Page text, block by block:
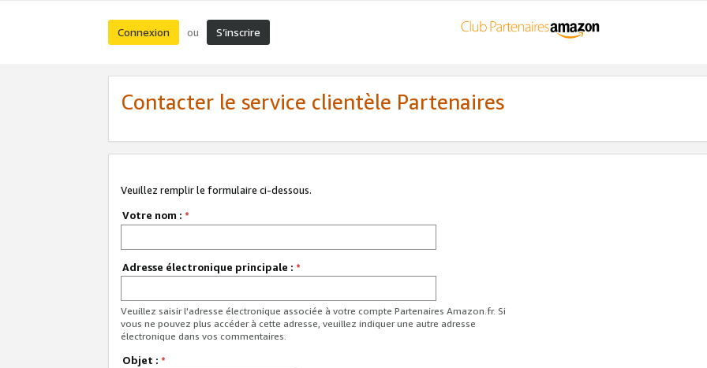
Connexion ou S’inscrire
Contacter le service clientèle Partenaires
Veuillez remplir le formulaire ci-dessous.
Votre nom : *
Adresse électronique principale : *
Veuillez saisir l'adresse électronique associée à votre compte Partenaires Amazon.fr. Si
vous ne pouvez plus accéder à cette adresse, veuillez indiquer une autre adresse
électronique dans vos commentaires.
Objet : *